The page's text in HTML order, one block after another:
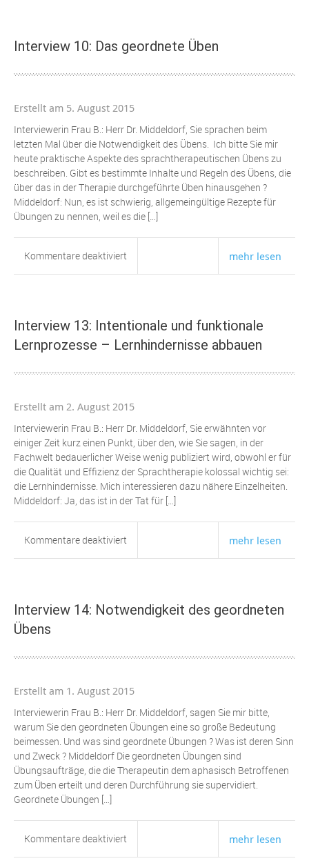
ENTSTEHUNG
Zentrum
für
Intensive
Sprachtherapie
Interview 10: Das geordnete Üben
Erstellt am 5. August 2015
Interviewerin Frau B.: Herr Dr. Middeldorf, Sie sprachen beim
letzten Mal über die Notwendigkeit des Übens. Ich bitte Sie mir
heute praktische Aspekte des sprachtherapeutischen Übens zu
beschreiben. Gibt es bestimmte Inhalte und Regeln des Übens, die
über das in der Therapie durchgeführte Üben hinausgehen ?
Middeldorf: Nun, es ist schwierig, allgemeingültige Rezepte für
Übungen zu nennen, weil es die […]
Kommentare deaktiviert
Üben
mehr lesen
Interview 13: Intentionale und funktionale
Lernprozesse – Lernhindernisse abbauen
Erstellt am 2. August 2015
Interviewerin Frau B.: Herr Dr. Middeldorf, Sie erwähnten vor
einiger Zeit kurz einen Punkt, über den, wie Sie sagen, in der
Fachwelt bedauerlicher Weise wenig publiziert wird, obwohl er für
die Qualität und Effizienz der Sprachtherapie kolossal wichtig sei:
die Lernhindernisse. Mich interessieren dazu nähere Einzelheiten.
Middeldorf: Ja, das ist in der Tat für […]
Kommentare deaktiviert
funktionale
Lernhindernisse
mehr lesen
Interview 14: Notwendigkeit des geordneten
Übens
Erstellt am 1. August 2015
Interviewerin Frau B.: Herr Dr. Middeldorf, sagen Sie mir bitte,
warum Sie den geordneten Übungen eine so große Bedeutung
beimessen. Und was sind geordnete Übungen ? Was ist deren Sinn
und Zweck ? Middeldorf Die geordneten Übungen sind
Übungsaufträge, die die Therapeutin dem aphasisch Betroffenen
zum Üben erteilt und deren Durchführung sie supervidiert.
Geordnete Übungen […]
Kommentare deaktiviert mehr lesen